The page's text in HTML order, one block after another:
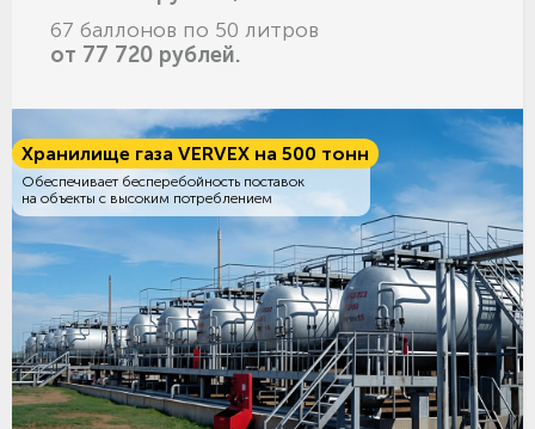
67 баллонов по 50 литров
от 77 720 рублей.
Хранилище газа VERVEX на 500 тонн
Обеспечивает бесперебойность поставок
на объекты с высоким потреблением